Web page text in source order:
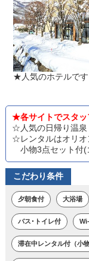
★人気のホテルです
★各サイトでスタッ
☆人気の日帰り温
☆レンタルはオリオ
小物3点セット付(
こだわり条件
夕朝食付 大浴場
バス･トイレ付
滞在中レンタル付（小